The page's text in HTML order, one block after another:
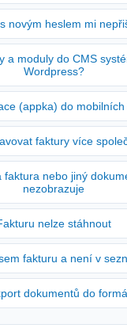
novým heslem mi
a moduly do CMS
Wordpress?
(appka) do
faktury více
faktura nebo jiný
nezobrazuje
nelze stáhnout
fakturu a není v
dokumentů do